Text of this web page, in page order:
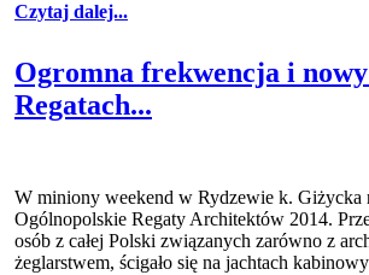
Czytaj dalej...
Ogromna frekwencja i
Regatach...
W miniony weekend w Rydzewie k. Giżycka
Ogólnopolskie Regaty Architektów 2014.
osób z całej Polski związanych zarówno z
żeglarstwem, ścigało się na jachtach